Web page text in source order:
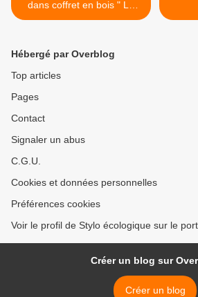
dans coffret en bois " Le
Baccus "
Hébergé par Overblog
Top articles
Pages
Contact
Signaler un abus
C.G.U.
Cookies et données personnelles
Préférences cookies
Voir le profil de Stylo écologique sur le
Créer un blog sur
Créer un blog